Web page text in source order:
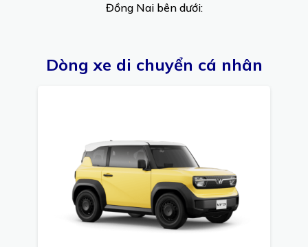
Đồng Nai bên dưới:
Dòng xe di chuyển cá nhân